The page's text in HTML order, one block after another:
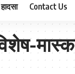
हादसा Contact Us
मास्क